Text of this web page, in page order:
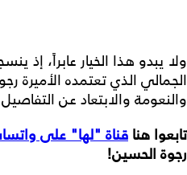
ولا يبدو هذا الخيار عابراً، إذ
الجمالي الذي تعتمده الأميرة
والنعومة والابتعاد عن التفاصيل
تابعوا هنا قناة "لها" على
رجوة الحسين!